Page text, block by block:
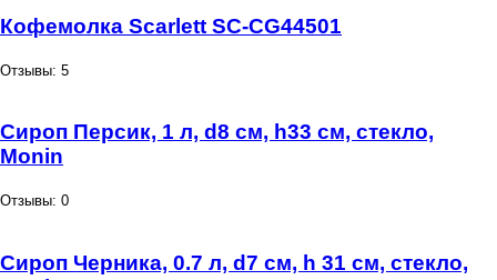
Кофемолка Scarlett SC-CG44501
Отзывы: 5
Сироп Персик, 1 л, d8 см, h33 см, стекло,
Monin
Отзывы: 0
Сироп Черника, 0.7 л, d7 см, h 31 см, стекло,